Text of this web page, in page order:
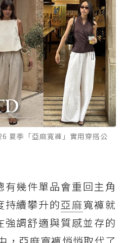
夏季「亞麻寬褲」實用穿搭公
幾件單品會重回主角
持續攀升的亞麻寬褲就
調舒適與質感並存的